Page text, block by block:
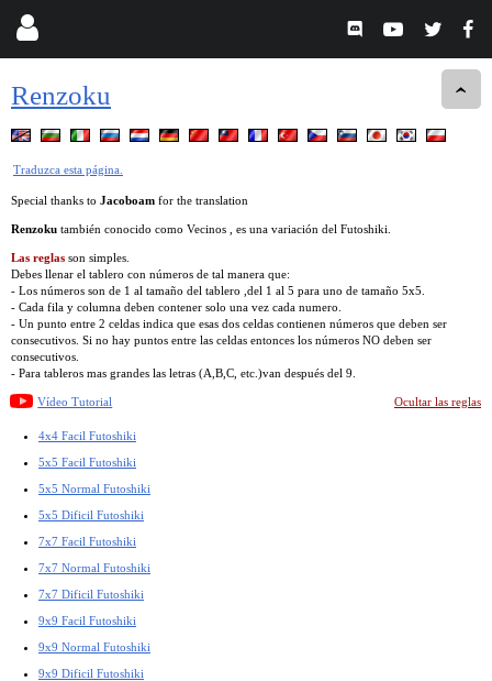
Renzoku
Traduzca esta página.
Special thanks to Jacoboam for the translation
Renzoku también conocido como Vecinos , es una variación del Futoshiki.
Las reglas son simples.
Debes llenar el tablero con números de tal manera que:
- Los números son de 1 al tamaño del tablero ,del 1 al 5 para uno de tamaño 5x5.
- Cada fila y columna deben contener solo una vez cada numero.
- Un punto entre 2 celdas indica que esas dos celdas contienen números que deben ser
consecutivos. Si no hay puntos entre las celdas entonces los números NO deben ser
consecutivos.
- Para tableros mas grandes las letras (A,B,C, etc.)van después del 9.
Vídeo Tutorial Ocultar las reglas
4x4 Facil Futoshiki
5x5 Facil Futoshiki
5x5 Normal Futoshiki
5x5 Dificil Futoshiki
7x7 Facil Futoshiki
7x7 Normal Futoshiki
7x7 Dificil Futoshiki
9x9 Facil Futoshiki
9x9 Normal Futoshiki
9x9 Dificil Futoshiki